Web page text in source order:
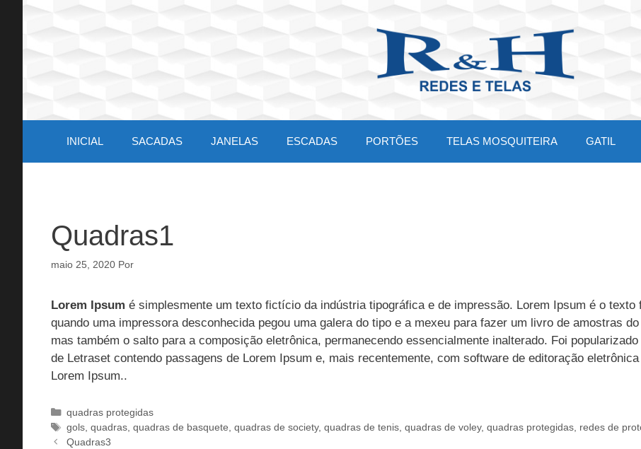
INICIAL SACADAS JANELAS ESCADAS PORTÕES TELAS MOSQUITEIRA GATIL
Quadras1
maio 25, 2020 Por
Lorem Ipsum é simplesmente um texto fictício da indústria tipográfica e de impressão. Lorem Ipsum é o
quando uma impressora desconhecida pegou uma galera do tipo e a mexeu para fazer um livro de amostras
mas também o salto para a composição eletrônica, permanecendo essencialmente inalterado. Foi
de Letraset contendo passagens de Lorem Ipsum e, mais recentemente, com software de editoração
Lorem Ipsum..
Categorias
quadras protegidas
Tags
gols, quadras, quadras de basquete quadras de society, quadras de tenis, quadras de voley, quadras protegidas, redes de
Quadras3